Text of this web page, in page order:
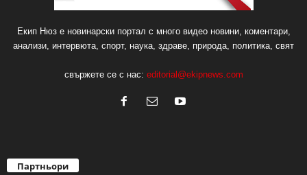
Екип Нюз е новинарски портал с много видео новини, коментари,
анализи, интервюта, спорт, наука, здраве, природа, политика, свят
свържете се с нас: editorial@ekipnews.com
Партньори